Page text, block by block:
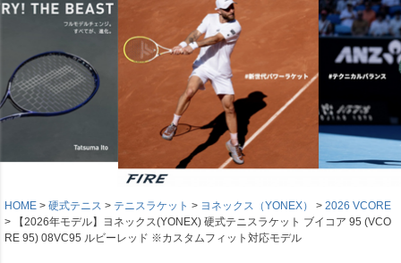
HOME 硬式テニス テニスラケット ヨネックス（YONEX）
2026 VCORE
【2026年モデル】ヨネックス(YONEX) 硬式テニスラケット ブイコア 95 (VCO
RE 95) 08VC95 ルビーレッド ※カスタムフィット対応モデル